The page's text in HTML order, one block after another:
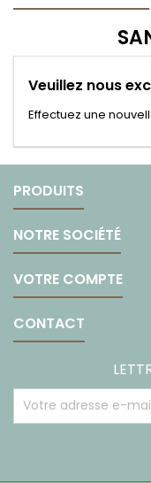
Veuillez nous
Effectuez une
PRODUITS
NOTRE SOCIÉTÉ
VOTRE COMPTE
CONTACT